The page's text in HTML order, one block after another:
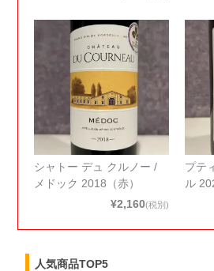
シャトー デュ クルノー /
メドック 2018（赤）
¥2,160(税別)
プテ
ル
人気商品TOP5